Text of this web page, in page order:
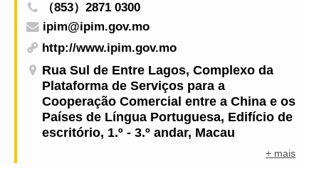
（853）2871 0300
ipim@ipim.gov.mo
http://www.ipim.gov.mo
Rua Sul de Entre Lagos, Complexo da
Plataforma de Serviços para a
Cooperação Comercial entre a China e os
Países de Língua Portuguesa, Edifício de
escritório, 1.º - 3.º andar, Macau
+ mais